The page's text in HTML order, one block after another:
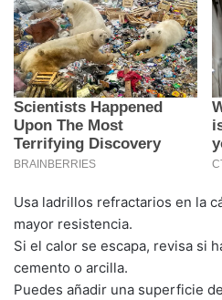
Usa ladrillos refractarios en la
mayor resistencia.
Si el calor se escapa, revisa si
cemento o arcilla.
Puedes añadir una superficie